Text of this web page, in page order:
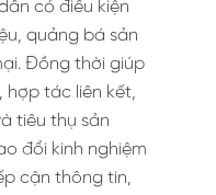
có điều kiện
quảng bá sản
Đồng thời giúp
hợp tác liên kết,
tiêu thụ sản
đổi kinh nghiệm
cận thông tin,